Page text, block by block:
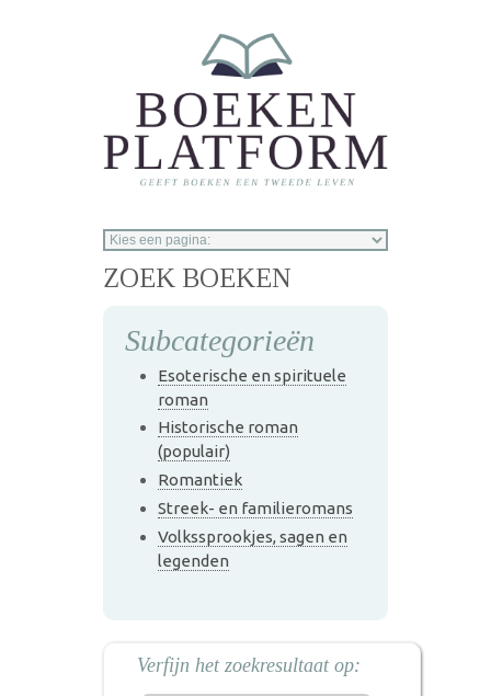
ZOEK BOEKEN
Subcategorieën
Esoterische en spirituele
roman
Historische roman
(populair)
Romantiek
Streek- en familieromans
Volkssprookjes, sagen en
legenden